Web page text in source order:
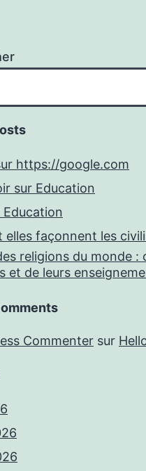
https://google.com
sur Education
Education
elles façonnent les
religions du monde :
et de leurs
Commenter sur